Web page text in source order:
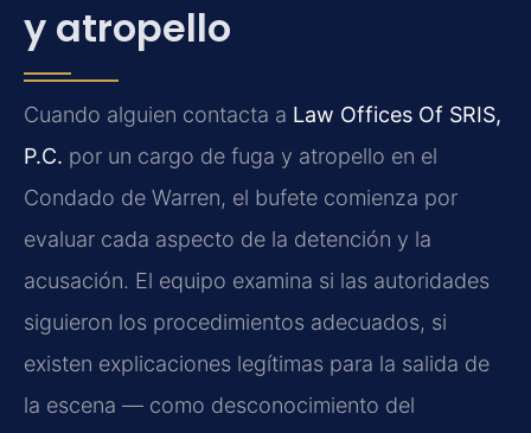
y atropello
Cuando alguien contacta a Law Offices Of SRIS,
P.C. por un cargo de fuga y atropello en el
Condado de Warren, el bufete comienza por
evaluar cada aspecto de la detención y la
acusación. El equipo examina si las autoridades
siguieron los procedimientos adecuados, si
existen explicaciones legítimas para la salida de
la escena — como desconocimiento del